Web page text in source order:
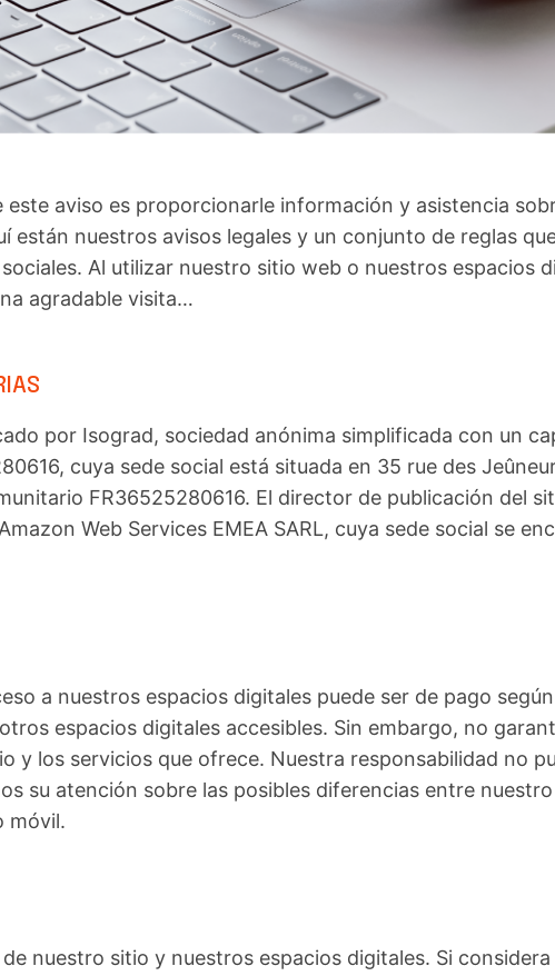
aviso es proporcionarle información y asistencia
están nuestros avisos legales y un conjunto de reglas
Al utilizar nuestro sitio web o nuestros espacios
agradable visita…
por Isograd, sociedad anónima simplificada con un
cuya sede social está situada en 35 rue des
FR36525280616. El director de publicación del
Web Services EMEA SARL, cuya sede social se
a nuestros espacios digitales puede ser de pago
espacios digitales accesibles. Sin embargo, no
y los servicios que ofrece. Nuestra responsabilidad no
su atención sobre las posibles diferencias entre
móvil.
nuestro sitio y nuestros espacios digitales. Si